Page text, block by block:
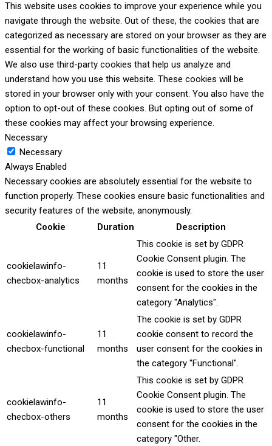
This website uses cookies to improve your experience while you
navigate through the website. Out of these, the cookies that are
categorized as necessary are stored on your browser as they are
essential for the working of basic functionalities of the website.
We also use third-party cookies that help us analyze and
understand how you use this website. These cookies will be
stored in your browser only with your consent. You also have the
option to opt-out of these cookies. But opting out of some of
these cookies may affect your browsing experience.
Necessary
Necessary
Always Enabled
Necessary cookies are absolutely essential for the website to
function properly. These cookies ensure basic functionalities and
security features of the website, anonymously.
Cookie
Duration Description
cookielawinfo-
checbox-analytics
11
months
This cookie is set by GDPR
Cookie Consent plugin. The
cookie is used to store the user
consent for the cookies in the
category "Analytics".
cookielawinfo-
checbox-functional
11
months
The cookie is set by GDPR
cookie consent to record the
user consent for the cookies in
the category "Functional".
cookielawinfo-
checbox-others
11
months
This cookie is set by GDPR
Cookie Consent plugin. The
cookie is used to store the user
consent for the cookies in the
category "Other.